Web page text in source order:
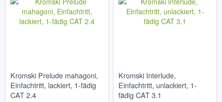
Kromski Prelude mahagoni,
Einfachtritt, lackiert, 1-fädig
CAT 2.4
Kromski Interlude,
Einfachtritt, unlackiert, 1-
fädig CAT 3.1